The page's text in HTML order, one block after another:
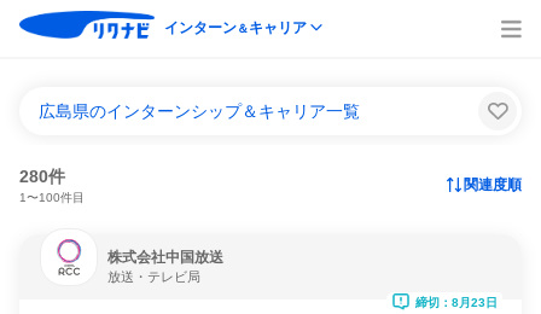
インターン＆キャリア
広島県のインターンシップ＆キャリア一覧
280件
1〜100件目
関連度順
株式会社中国放送
放送・テレビ局
締切：8月23日